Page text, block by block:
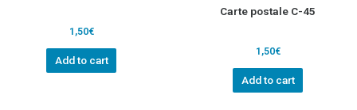
1,50€
Add to cart
Carte postale C-45
1,50€
Add to cart